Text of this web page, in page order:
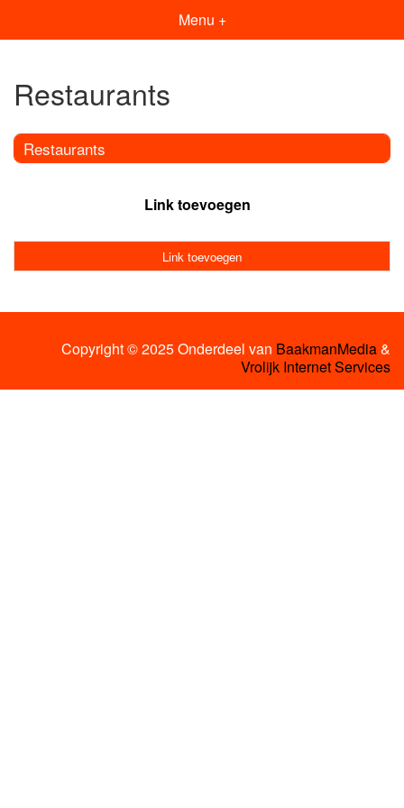
Menu +
Restaurants
Restaurants
Link toevoegen
Link toevoegen
Copyright © 2025 Onderdeel van BaakmanMedia&
Vrolijk Internet Services